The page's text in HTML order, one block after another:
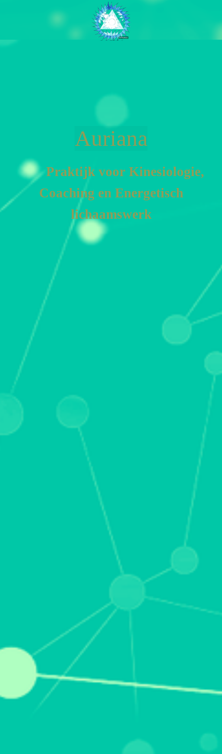
Auriana
Praktijk voor Kinesiologie,
Coaching en Energetisch
lichaamswerk